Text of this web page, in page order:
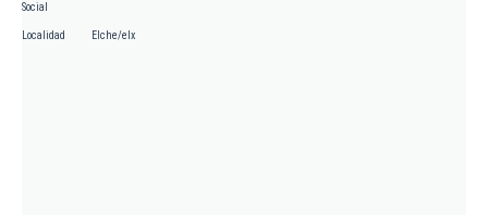
Social
Localidad Elche/elx